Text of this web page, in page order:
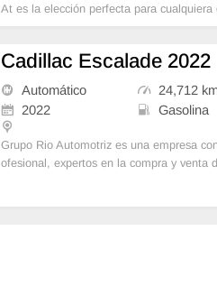
At es la elección perfecta para cualquiera
e un SUV que ofrezca todas las presta
Cadillac Escalade 2022
Automático
24,712
2022
Gasolina
Grupo Rio Automotriz es una empresa
ofesional, expertos en la compra y venta